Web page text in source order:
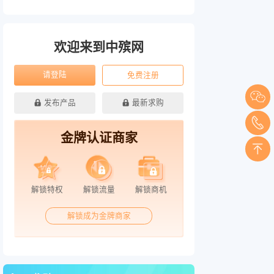
欢迎来到中殡网
请登陆 免费注册
发布产品 最新求购
金牌认证商家
解锁特权 解锁流量 解锁商机
解锁成为金牌商家